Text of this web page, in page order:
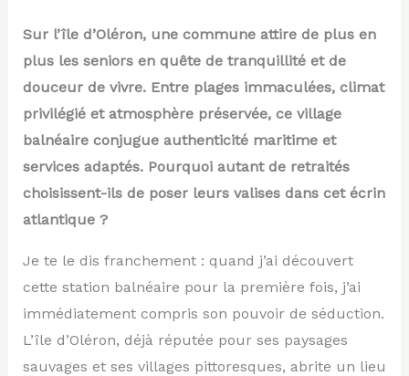
Sur l’île d’Oléron, une commune attire de plus en
plus les seniors en quête de tranquillité et de
douceur de vivre. Entre plages immaculées, climat
privilégié et atmosphère préservée, ce village
balnéaire conjugue authenticité maritime et
services adaptés. Pourquoi autant de retraités
choisissent-ils de poser leurs valises dans cet écrin
atlantique ?
Je te le dis franchement : quand j’ai découvert
cette station balnéaire pour la première fois, j’ai
immédiatement compris son pouvoir de séduction.
L’île d’Oléron, déjà réputée pour ses paysages
sauvages et ses villages pittoresques, abrite un lieu